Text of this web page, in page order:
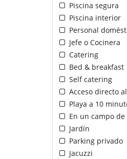
Piscina segura
Piscina interior
Personal
Jefe o Cocinera
Catering
Bed & breakfast
Self catering
Acceso directo
Playa a 10
En un campo de
Jardín
Parking privado
Jacuzzi